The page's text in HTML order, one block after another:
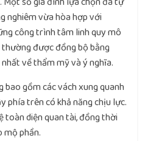
nghiêm vừa hòa hợp với
công trình tâm linh quy mô
thường được đồng bộ bằng
về thẩm mỹ và ý nghĩa.
gồm các vách xung quanh
phía trên có khả năng chịu lực.
toàn diện quan tài, đồng thời
mộ phần.